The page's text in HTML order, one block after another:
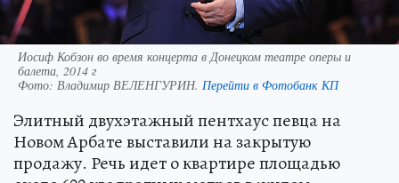
Иосиф Кобзон во время концерта в Донецком театре оперы и
балета, 2014 г
Фото: Владимир ВЕЛЕНГУРИН. Перейти в Фотобанк КП
Элитный двухэтажный пентхаус певца на
Новом Арбате выставили на закрытую
продажу. Речь идет о квартире площадью